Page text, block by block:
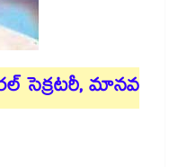
సెక్రటరీ, మానవ